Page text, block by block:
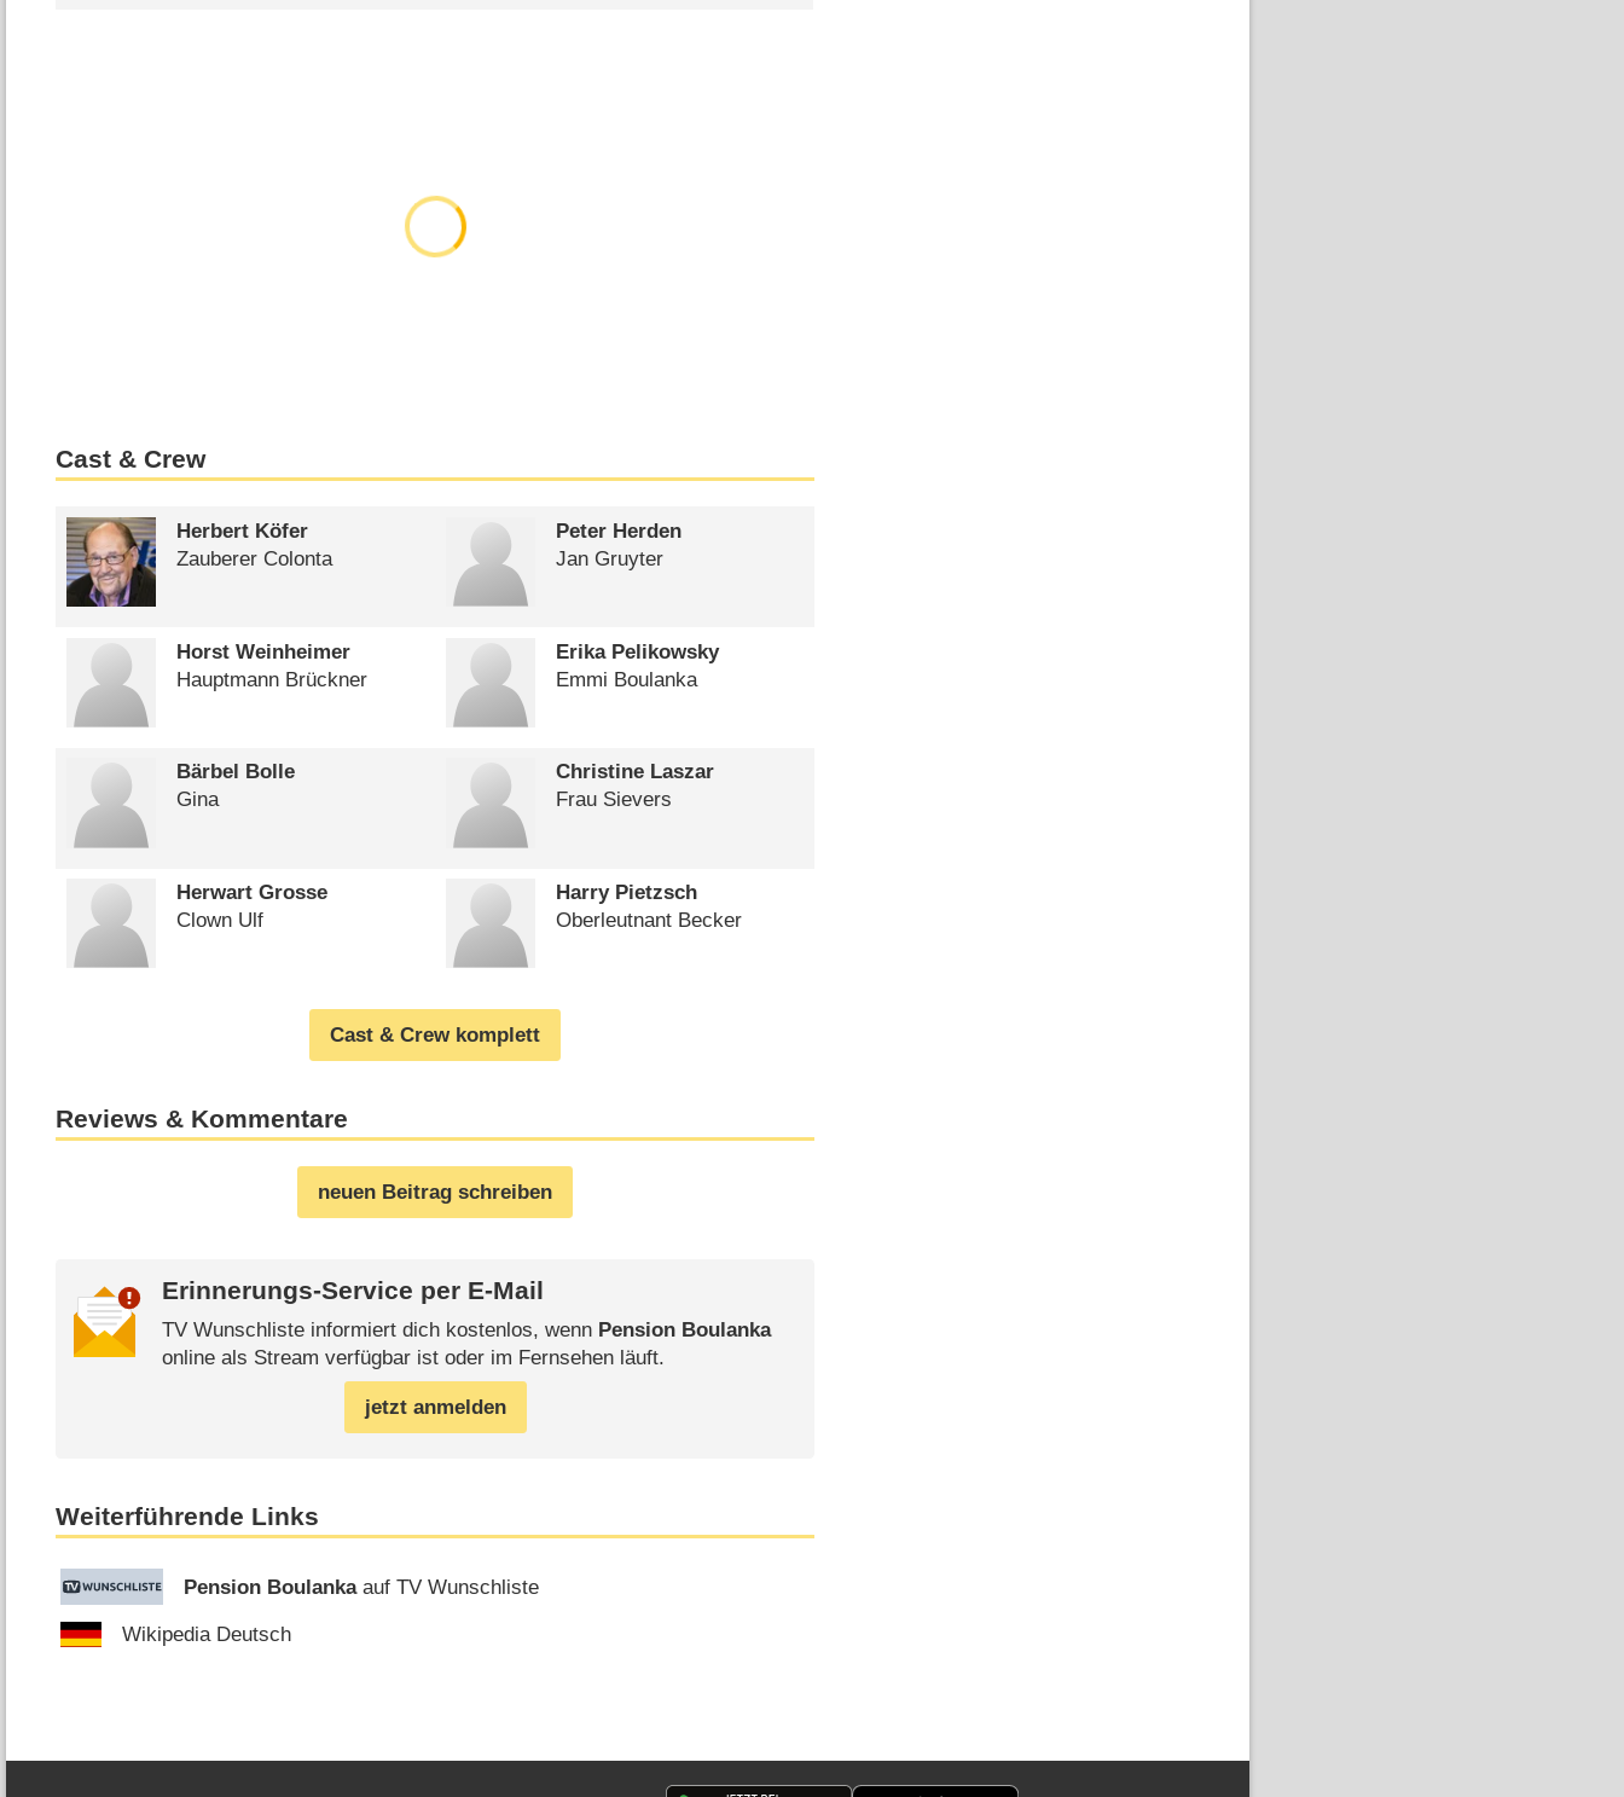
Cast & Crew
Herbert Köfer
Zauberer Colonta
Peter Herden
Jan Gruyter
Horst Weinheimer
Hauptmann Brückner
Erika Pelikowsky
Emmi Boulanka
Bärbel Bolle
Gina
Christine Laszar
Frau Sievers
Herwart Grosse
Clown Ulf
Harry Pietzsch
Oberleutnant Becker
Cast & Crew komplett
Reviews & Kommentare
neuen Beitrag schreiben
Erinnerungs-Service per E-Mail
TV Wunschliste informiert dich kostenlos, wenn Pension Boulanka
online als Stream verfügbar ist oder im Fernsehen läuft.
jetzt anmelden
Weiterführende Links
Pension Boulankaauf TV Wunschliste
Wikipedia Deutsch